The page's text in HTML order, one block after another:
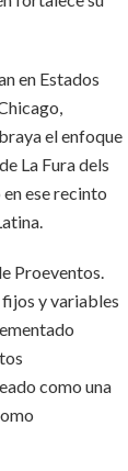
en Estados
el enfoque
La Fura dels
ese recinto
Proeventos.
y variables
como una